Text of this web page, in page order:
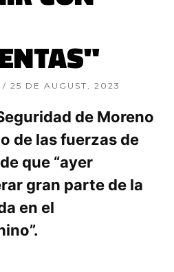
/ 25 DE AUGUST, 2023
de Moreno
de las fuerzas de
que “ayer
gran parte de la
en el